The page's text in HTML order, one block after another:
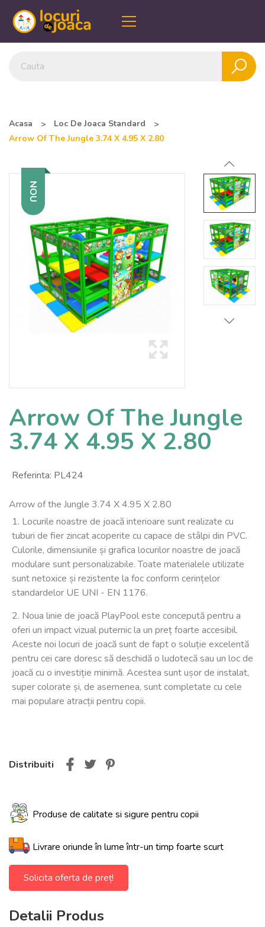
Acasa
Loc De Joaca Standard
Arrow Of The Jungle 3.74 X 4.95 X 2.80
NOU
Arrow Of The Jungle
3.74 X 4.95 X 2.80
Referinta: PL424
Arrow of the Jungle 3.74 X 4.95 X 2.80
1. Locurile noastre de joacă interioare sunt realizate cu
tuburi de fier zincat acoperite cu capace de stâlpi din PVC.
Culorile, dimensiunile și grafica locurilor noastre de joacă
modulare sunt personalizabile. Toate materialele utilizate
sunt netoxice și rezistente la foc conform cerințelor
standardelor UE UNI - EN 1176.
2. Noua linie de joacă PlayPool este concepută pentru a
oferi un impact vizual puternic la un preț foarte accesibil.
Aceste noi locuri de joacă sunt de fapt o soluție excelentă
pentru cei care doresc să deschidă o ludotecă sau un loc de
joacă cu o investiție minimă. Acestea sunt ușor de instalat,
super colorate și, de asemenea, sunt completate cu cele
mai populare atracții pentru copii.
Distribuiti
Produse de calitate si sigure pentru copii
Livrare oriunde în lume într-un timp foarte scurt
Solicita oferta de preț!
Detalii Produs